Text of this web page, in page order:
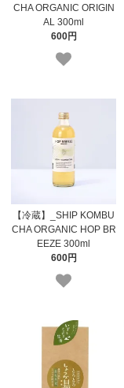
CHA ORGANIC ORIGIN
AL 300ml
600円
【冷蔵】_SHIP KOMBU
CHA ORGANIC HOP BR
EEZE 300ml
600円